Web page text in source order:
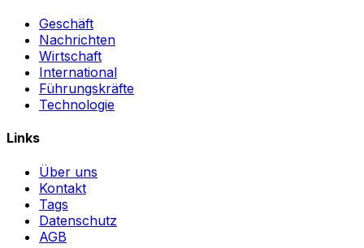
Geschäft
Nachrichten
Wirtschaft
International
Führungskräfte
Technologie
Links
Über uns
Kontakt
Tags
Datenschutz
AGB